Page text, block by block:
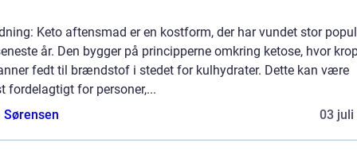
Keto aftensmad er en kostform, der har vundet stor
år. Den bygger på principperne omkring ketose, hvor
fedt til brændstof i stedet for kulhydrater. Dette kan være
fordelagtigt for personer,...
Sørensen
03 juli